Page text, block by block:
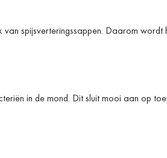
spijsverteringssappen. Daarom wordt
in de mond. Dit sluit mooi aan op